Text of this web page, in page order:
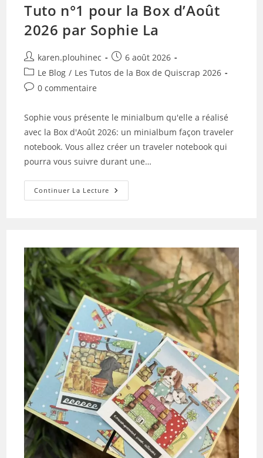
Tuto n°1 pour la Box d’Août
2026 par Sophie La
Auteur/autrice
de
la
publication :
karen.plouhinec
Publication
publiée :
6 août 2026
Post
category:
Le Blog / Les Tutos de la Box de Quiscrap 2026
Commentaires
la
publication :
0 commentaire
Sophie vous présente le minialbum qu'elle a réalisé
avec la Box d'Août 2026: un minialbum façon traveler
notebook. Vous allez créer un traveler notebook qui
pourra vous suivre durant une…
Continuer La Lecture Tuto
N°1
Par
Sophie
La